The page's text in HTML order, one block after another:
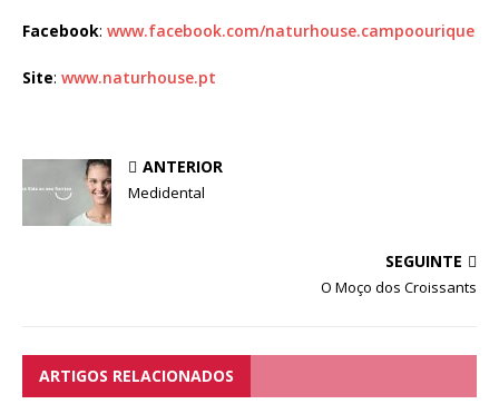
Facebook: www.facebook.com/naturhouse.campoourique
Site: www.naturhouse.pt
ANTERIOR
Medidental
SEGUINTE
O Moço dos Croissants
ARTIGOS RELACIONADOS